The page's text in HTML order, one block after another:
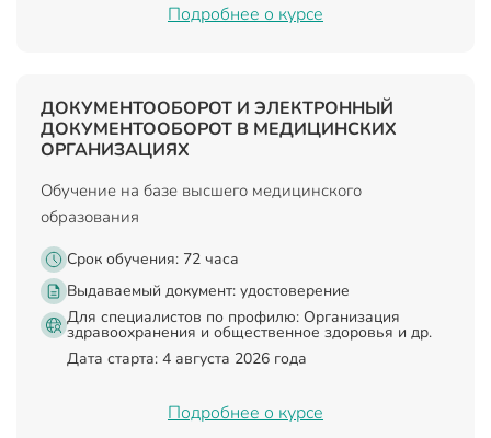
Подробнее о курсе
ДОКУМЕНТООБОРОТ И ЭЛЕКТРОННЫЙ
ДОКУМЕНТООБОРОТ В МЕДИЦИНСКИХ
ОРГАНИЗАЦИЯХ
Обучение на базе высшего медицинского
образования
Срок обучения: 72 часа
Выдаваемый документ: удостоверение
Для специалистов по профилю: Организация
здравоохранения и общественное здоровья и др.
Дата старта: 4 августа 2026 года
Подробнее о курсе